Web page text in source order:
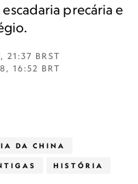
precária e
21:37 BRST
16:52 BRT
DA CHINA
HISTÓRIA